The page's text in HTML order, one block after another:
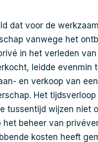
dat voor de
vanwege het
in het verleden
leidde evenmin
en verkoop van
Het
tussentijd wijzen niet
beheer van
kosten heeft